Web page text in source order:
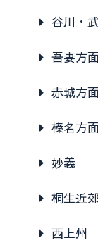
谷川・
吾妻方
赤城方
榛名方
妙義
桐生近
西上州